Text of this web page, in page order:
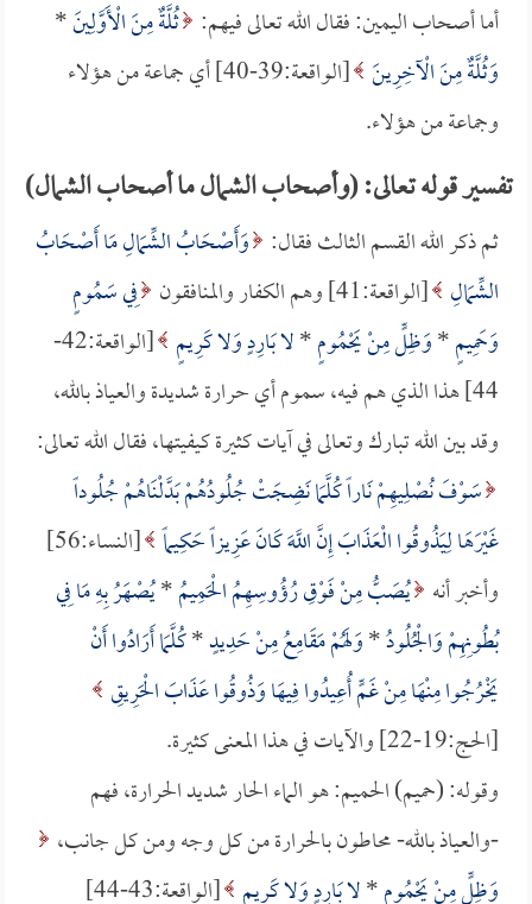
أما أصحاب اليمين: فقال الله تعالى فيهم: ثُلَّةٌ مِنَ الْأَوَّلِينَ*
وَثُلَّةٌ مِنَ الْآخِرِينَ
[الواقعة:39-40] أي جماعة من هؤلاء
وجماعة من هؤلاء.
تفسير قوله تعالى: (وأصحاب الشمال ما أصحاب الشمال)
ثم ذكر الله القسم الثالث فقال: وَأَصْحَابُ الشِّمَالِ مَا أَصْحَابُ
الشِّمَالِ [الواقعة:41] وهم الكفار والمنافقون
فِي سَمُومٍ
وَحَمِيمٍ*وَظِلٍّ مِنْ يَحْمُومٍ*لا بَارِدٍ وَلا كَرِيمٍ
[الواقعة:42-
44] هذا الذي هم فيه، سموم أي حرارة شديدة والعياذ بالله،
وقد بين الله تبارك وتعالى في آيات كثيرة كيفيتها، فقال الله تعالى:
سَوْفَ نُصْلِيهِمْ نَاراً كُلَّمَا نَضِجَتْ جُلُودُهُمْ بَدَّلْنَاهُمْ جُلُوداً
غَيْرَهَا لِيَذُوقُوا الْعَذَابَ إِنَّ اللَّهَ كَانَ عَزِيزاً حَكِيماً
[النساء:56]
وأخبر أنه يُصَبُّ مِنْ فَوْقِ رُؤُوسِهِمُ الْحَمِيمُ*يُصْهَرُ بِهِ مَا فِي
بُطُونِهِمْ وَالْجُلُودُ*وَلَهُمْ مَقَامِعُ مِنْ حَدِيدٍ*كُلَّمَا أَرَادُوا أَنْ
يَخْرُجُوا مِنْهَا مِنْ غَمٍّ أُعِيدُوا فِيهَا وَذُوقُوا عَذَابَ الْحَرِيقِ
[الحج:19-22] والآيات في هذا المعنى كثيرة.
وقوله: (حميم) الحميم: هو الماء الحار شديد الحرارة، فهم
-والعياذ بالله- محاطون بالحرارة من كل وجه ومن كل جانب،
وَظِلٍّ مِنْ يَحْمُومٍ*لا بَارِدٍ وَلا كَرِيمٍ
[الواقعة:43-44]